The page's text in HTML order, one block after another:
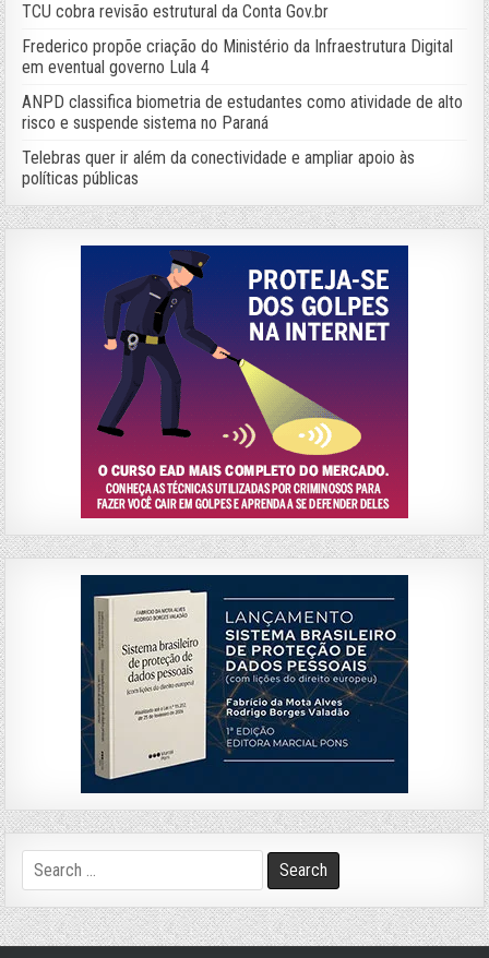
TCU cobra revisão estrutural da Conta Gov.br
Frederico propõe criação do Ministério da Infraestrutura Digital
em eventual governo Lula 4
ANPD classifica biometria de estudantes como atividade de alto
risco e suspende sistema no Paraná
Telebras quer ir além da conectividade e ampliar apoio às
políticas públicas
Search
for: